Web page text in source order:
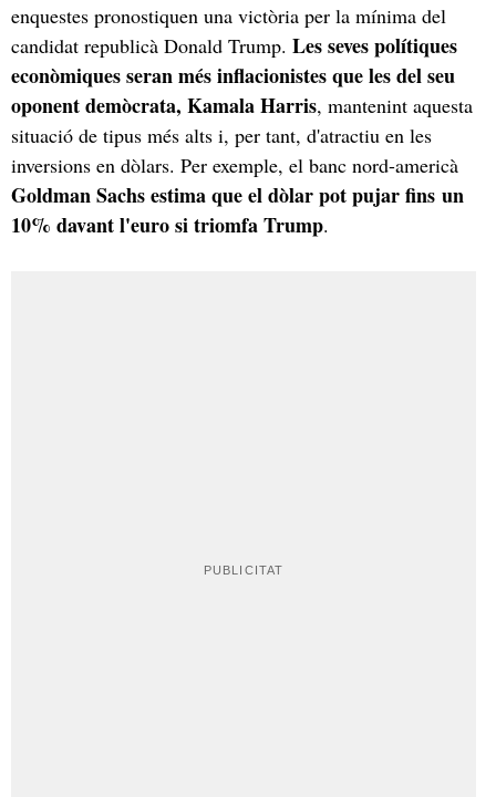
enquestes pronostiquen una victòria per la mínima del
candidat republicà Donald Trump. Les seves polítiques
econòmiques seran més inflacionistes que les del seu
oponent demòcrata, Kamala Harris, mantenint aquesta
situació de tipus més alts i, per tant, d'atractiu en les
inversions en dòlars. Per exemple, el banc nord-americà
Goldman Sachs estima que el dòlar pot pujar fins un
10% davant l'euro si triomfa Trump.